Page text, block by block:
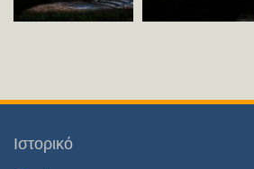
Ιστορικό